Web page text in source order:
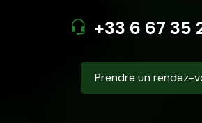
+33 6 67 35
Prendre un rendez-